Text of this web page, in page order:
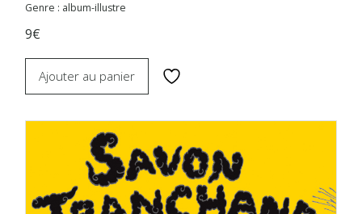
Genre : album-illustre
9€
Ajouter au panier